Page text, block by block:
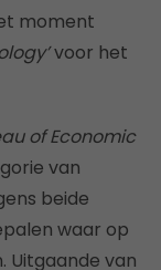
moment
voor het
of Economic
van
beide
waar op
Uitgaande van